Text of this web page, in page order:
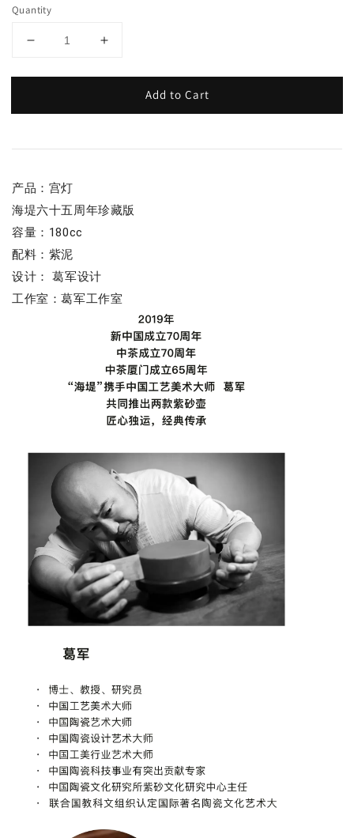
Quantity
Add to Cart
产品：宫灯
海堤六十五周年珍藏版
容量：180cc
配料：紫泥
设计： 葛军设计
工作室：葛军工作室